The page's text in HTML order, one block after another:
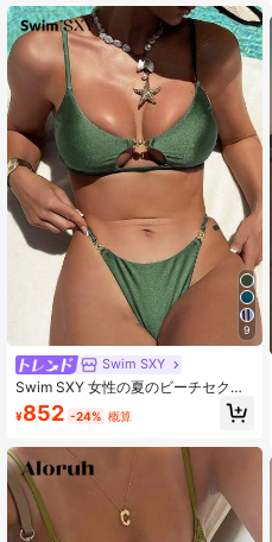
9
Swim SXY
Swim SXY 女性の夏のビーチセクシ
ーな休暇用メタルアクセサリー、ス
パゲッティストラップ、Tバック、セ
¥852 -24% 概算